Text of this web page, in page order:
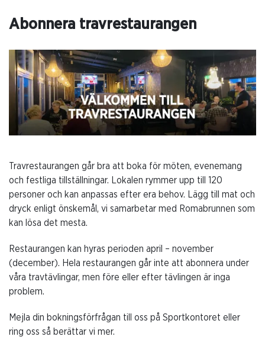
Abonnera travrestaurangen
Travrestaurangen går bra att boka för möten, evenemang
och festliga tillställningar. Lokalen rymmer upp till 120
personer och kan anpassas efter era behov. Lägg till mat och
dryck enligt önskemål, vi samarbetar med Romabrunnen som
kan lösa det mesta.
Restaurangen kan hyras perioden april – november
(december). Hela restaurangen går inte att abonnera under
våra travtävlingar, men före eller efter tävlingen är inga
problem.
Mejla din bokningsförfrågan till oss på Sportkontoret eller
ring oss så berättar vi mer.